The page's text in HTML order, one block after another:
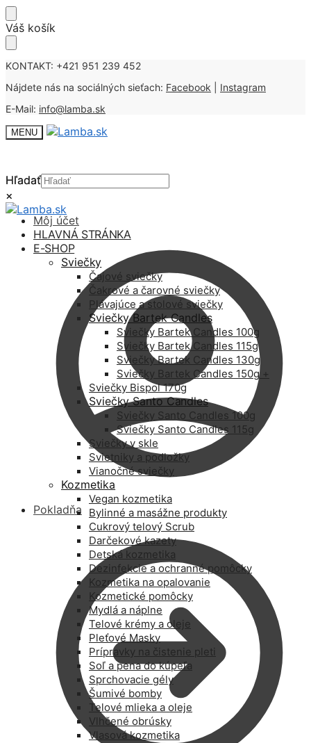
Skip
to
Skip
to
Váš košík
KONTAKT: +421 951 239 452
Nájdete nás na sociálných sieťach: Facebook
Instagram
E-Mail: info@lamba.sk
MENU
Hľadať
×
Môj účet
Pokladňa
Hľadať
×
HLAVNÁ STRÁNKA
E-SHOP
Sviečky
Čajové sviečky
Čakrové a čarovné sviečky
Plávajúce a stolové sviečky
Sviečky Bartek Candles
Sviečky Bartek Candles 100g
Sviečky Bartek Candles 115g
Sviečky Bartek Candles 130g
Sviečky Bartek Candles 150g +
Sviečky Bispol 170g
Sviečky Santo Candles
Sviečky Santo Candles 100g
Sviečky Santo Candles 115g
Sviečky v skle
Svietniky a podložky
Vianočné sviečky
Kozmetika
Vegan kozmetika
Bylinné a masážne produkty
Cukrový telový Scrub
Darčekové kazety
Detská kozmetika
Dezinfekcie a ochranné pomôcky
Kozmetika na opalovanie
Kozmetické pomôcky
Mydlá a náplne
Telové krémy a oleje
Pleťové Masky
Prípravky na čistenie pleti
Soľ a pena do kúpeľa
Sprchovacie gély
Šumivé bomby
Telové mlieka a oleje
Vlhčené obrúsky
Vlasová kozmetika